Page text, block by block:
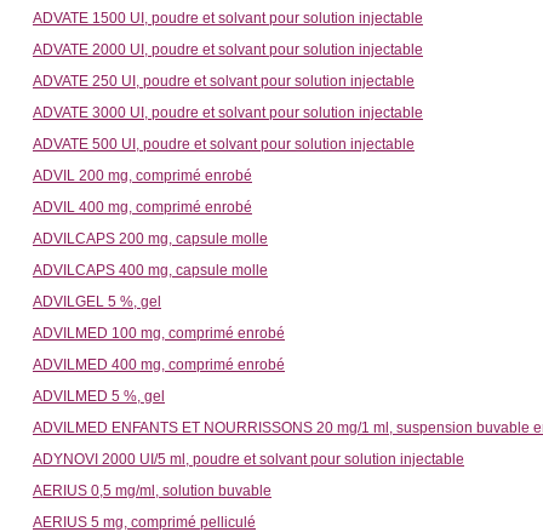
ADVATE 1500 UI, poudre et solvant pour solution injectable
ADVATE 2000 UI, poudre et solvant pour solution injectable
ADVATE 250 UI, poudre et solvant pour solution injectable
ADVATE 3000 UI, poudre et solvant pour solution injectable
ADVATE 500 UI, poudre et solvant pour solution injectable
ADVIL 200 mg, comprimé enrobé
ADVIL 400 mg, comprimé enrobé
ADVILCAPS 200 mg, capsule molle
ADVILCAPS 400 mg, capsule molle
ADVILGEL 5 %, gel
ADVILMED 100 mg, comprimé enrobé
ADVILMED 400 mg, comprimé enrobé
ADVILMED 5 %, gel
ADVILMED ENFANTS ET NOURRISSONS 20 mg/1 ml, suspension buvable
ADYNOVI 2000 UI/5 ml, poudre et solvant pour solution injectable
AERIUS 0,5 mg/ml, solution buvable
AERIUS 5 mg, comprimé pelliculé